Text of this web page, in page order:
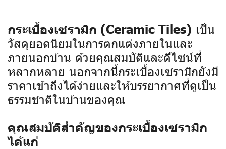
กระเบื้องเซรามิก (Ceramic Tiles) เป็น
วัสดุยอดนิยมในการตกแต่งภายในและ
ภายนอกบ้าน ด้วยคุณสมบัติและดีไซน์ที่
หลากหลาย นอกจากนี้กระเบื้องเซรามิกยังมี
ราคาเข้าถึงได้ง่ายและให้บรรยากาศที่ดูเป็น
ธรรมชาติในบ้านของคุณ
คุณสมบัติสำคัญของกระเบื้องเซรามิก
ได้แก่